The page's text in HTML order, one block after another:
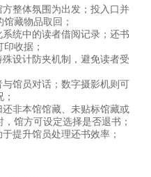
整体氛围为出发；投入口并
藏物品取回；
统中的读者借阅记录；还书
收据；
设计防夹机制，避免读者受
馆员对话；数字摄影机则可
非本馆馆藏、未贴标馆藏或
馆方可设定选择是否退书；
提升馆员处理还书效率；